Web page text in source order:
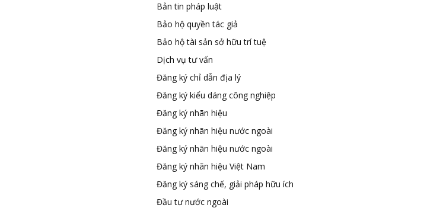
Bản tin pháp luật
Bảo hộ quyền tác giả
Bảo hộ tài sản sở hữu trí tuệ
Dịch vụ tư vấn
Đăng ký chỉ dẫn địa lý
Đăng ký kiểu dáng công nghiệp
Đăng ký nhãn hiệu
Đăng ký nhãn hiệu nước ngoài
Đăng ký nhãn hiệu nước ngoài
Đăng ký nhãn hiệu Việt Nam
Đăng ký sáng chế, giải pháp hữu ích
Đầu tư nước ngoài